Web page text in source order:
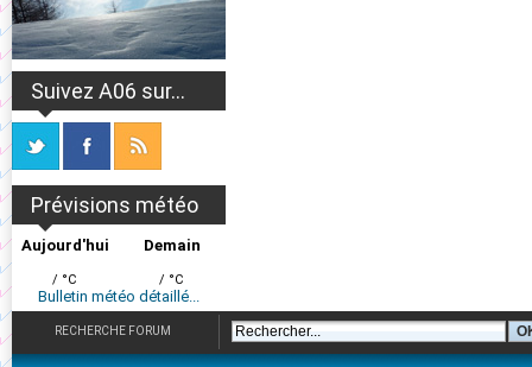
Suivez A06 sur...
Prévisions météo
Aujourd'hui
/ °C
Demain
/ °C
Bulletin météo détaillé...
RECHERCHE FORUM